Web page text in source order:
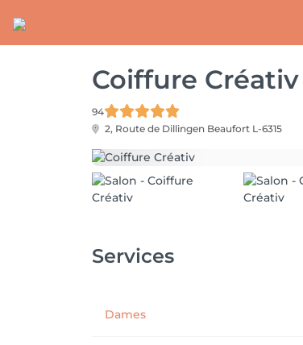
Coiffure Créativ
94
2, Route de Dillingen Beaufort L-6315
Services
Dames